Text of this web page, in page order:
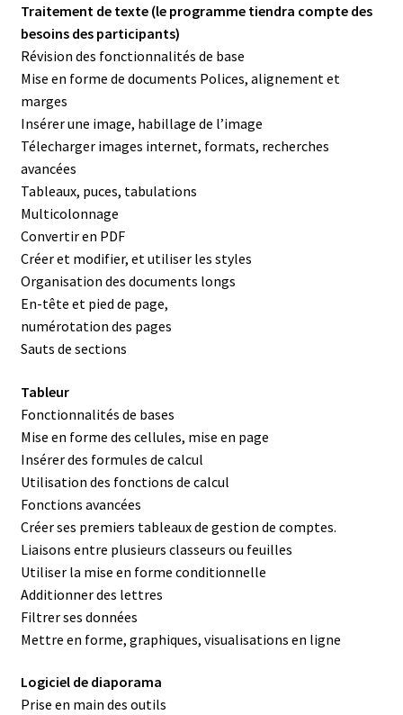
Traitement de texte (le programme tiendra compte des
besoins des participants)
Révision des fonctionnalités de base
Mise en forme de documents Polices, alignement et
marges
Insérer une image, habillage de l’image
Télecharger images internet, formats, recherches
avancées
Tableaux, puces, tabulations
Multicolonnage
Convertir en PDF
Créer et modifier, et utiliser les styles
Organisation des documents longs
En-tête et pied de page,
numérotation des pages
Sauts de sections
Tableur
Fonctionnalités de bases
Mise en forme des cellules, mise en page
Insérer des formules de calcul
Utilisation des fonctions de calcul
Fonctions avancées
Créer ses premiers tableaux de gestion de comptes.
Liaisons entre plusieurs classeurs ou feuilles
Utiliser la mise en forme conditionnelle
Additionner des lettres
Filtrer ses données
Mettre en forme, graphiques, visualisations en ligne
Logiciel de diaporama
Prise en main des outils